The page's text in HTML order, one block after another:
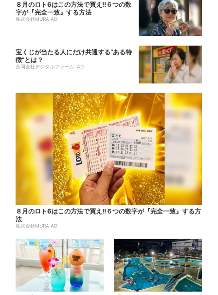
８月のロト6はこの方法で買え!!６つの数
字が『完全一致』する方法
株式会社MURA AD
宝くじが当たる人にだけ共通する“ある特
徴”とは？
合同会社デジタルファーム AD
８月のロト6はこの方法で買え!!６つの数字が『完全一致』する方
法
株式会社MURA AD